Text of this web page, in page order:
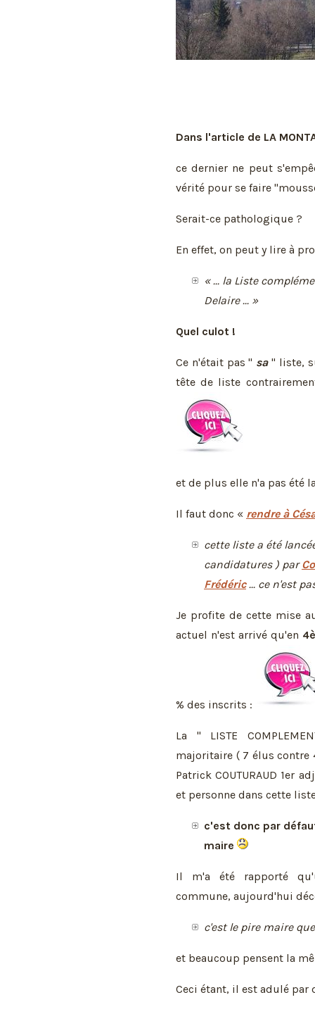
Dans l'article de LA
ce dernier ne peut
vérité pour se faire
Serait-ce pathologique ?
En effet, on peut y lire à
« ... la Liste
Delaire ... »
Quel culot !
Ce n'était pas " sa" liste,
tête de liste
et de plus elle n'a pas été
Il faut donc « rendre à
cette liste a été
candidatures ) par
Frédéric... ce n'est
Je profite de cette mise
actuel n'est arrivé qu'en
% des inscrits :
La " LISTE
majoritaire ( 7 élus contre
Patrick COUTURAUD 1er
et personne dans cette
c'est donc par
maire
Il m'a été rapporté
commune, aujourd'hui
c'est le pire maire
et beaucoup pensent la
Ceci étant, il est adulé par